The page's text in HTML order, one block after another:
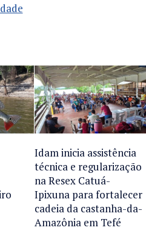
Idam inicia assistência
técnica e regularização
na Resex Catuá-
Ipixuna para fortalecer
cadeia da castanha-da-
Amazônia em Tefé